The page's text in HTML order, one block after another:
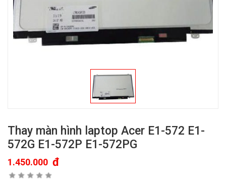
Thay màn hình laptop Acer E1-572 E1-
572G E1-572P E1-572PG
1.450.000 đ